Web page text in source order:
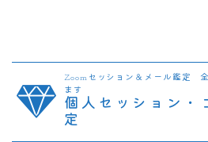
Zoomセッション＆メール鑑定
ます
個人セッション・
定